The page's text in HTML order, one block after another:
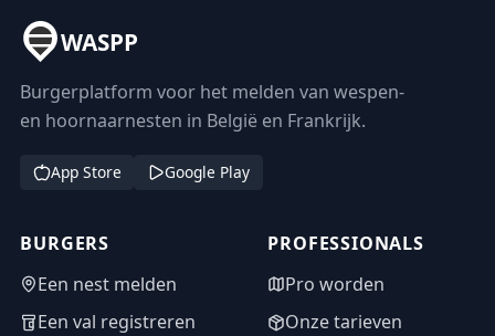
WASPP
Burgerplatform voor het melden van wespen-
en hoornaarnesten in België en Frankrijk.
App Store Google Play
BURGERS
Een nest melden
Een val registreren
PROFESSIONALS
Pro worden
Onze tarieven